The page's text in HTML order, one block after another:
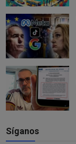
Síganos